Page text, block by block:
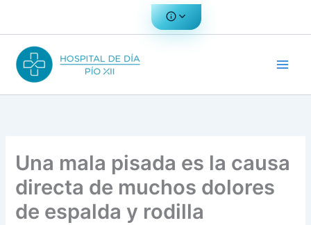
Una mala pisada es la causa
directa de muchos dolores
de espalda y rodilla